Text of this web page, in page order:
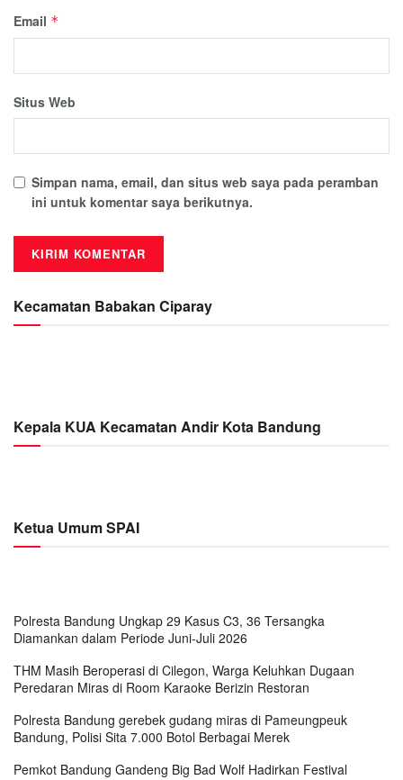
Email *
Situs Web
Simpan nama, email, dan situs web saya pada peramban
ini untuk komentar saya berikutnya.
Kecamatan Babakan Ciparay
Kepala KUA Kecamatan Andir Kota Bandung
Ketua Umum SPAI
Polresta Bandung Ungkap 29 Kasus C3, 36 Tersangka
Diamankan dalam Periode Juni-Juli 2026
THM Masih Beroperasi di Cilegon, Warga Keluhkan Dugaan
Peredaran Miras di Room Karaoke Berizin Restoran
Polresta Bandung gerebek gudang miras di Pameungpeuk
Bandung, Polisi Sita 7.000 Botol Berbagai Merek
Pemkot Bandung Gandeng Big Bad Wolf Hadirkan Festival